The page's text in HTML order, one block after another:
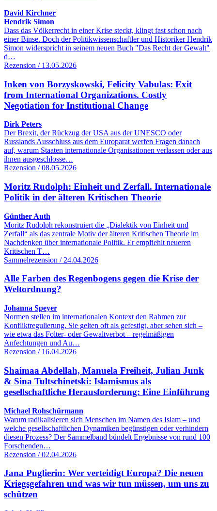
David Kirchner
Hendrik Simon
Dass das Völkerrecht in einer Krise steckt, klingt fast schon nach
einer Binse. Doch der Politikwissenschaftler und Historiker Hendrik
Simon widerspricht in seinem neuen Buch "Das Recht der Gewalt"
d…
Rezension / 13.05.2026
Inken von Borzyskowski, Felicity Vabulas: Exit
from International Organizations. Costly
Negotiation for Institutional Change
Dirk Peters
Der Brexit, der Rückzug der USA aus der UNESCO oder
Russlands Ausschluss aus dem Europarat werfen Fragen danach
auf, warum Staaten internationale Organisationen verlassen oder aus
ihnen ausgeschlosse…
Rezension / 08.05.2026
Moritz Rudolph: Einheit und Zerfall. Internationale
Politik in der älteren Kritischen Theorie
Günther Auth
Moritz Rudolph rekonstruiert die „Dialektik von Einheit und
Zerfall“ als das zentrale Motiv der älteren Kritischen Theorie im
Nachdenken über internationale Politik. Er empfiehlt neueren
Kritischen T…
Sammelrezension / 24.04.2026
Alle Farben des Regenbogens gegen die Krise der
Weltordnung?
Johanna Speyer
Normen stellen im internationalen Kontext den Rahmen zur
Konfliktregulierung. Sie gelten oft als gefestigt, aber sehen sich –
wie etwa das Folter- oder Gewaltverbot – regelmäßigen
Anfechtungen und Au…
Rezension / 16.04.2026
Shaimaa Abdellah, Manuela Freiheit, Julian Junk
& Sina Tultschinetski: Islamismus als
gesellschaftliche Herausforderung: Eine Einführung
Michael Rohschürmann
Warum radikalisieren sich Menschen im Namen des Islam – und
welche gesellschaftlichen Dynamiken begünstigen oder verhindern
diesen Prozess? Der Sammelband bündelt Ergebnisse von rund 100
Forschenden…
Rezension / 02.04.2026
Jana Puglierin: Wer verteidigt Europa? Die neuen
Kriegsgefahren und was wir tun müssen, um uns zu
schützen